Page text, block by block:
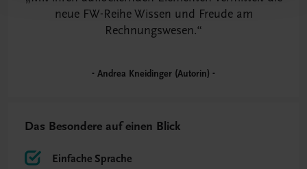
neue FW-Reihe Wissen und Freude am
Rechnungswesen.
Andrea Kneidinger (Autorin)
Das Besondere auf einen Blick
Einfache Sprache